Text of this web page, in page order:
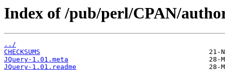
Index of /pub/perl/CPAN/
../
CHECKSUMS
JQuery-1.01.meta
JQuery-1.01.readme